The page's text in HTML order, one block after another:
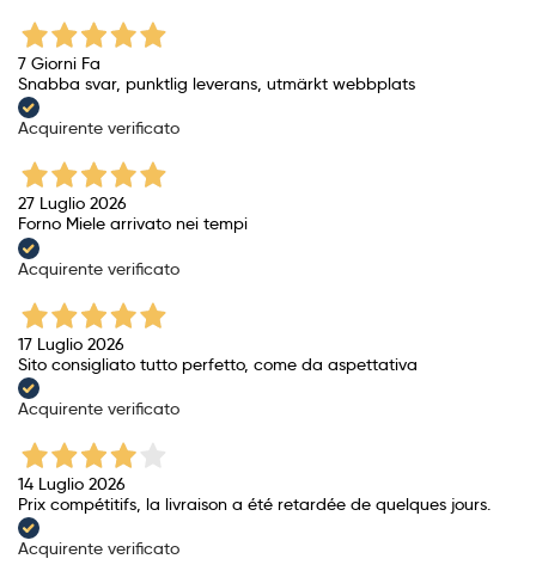
7 Giorni Fa
Snabba svar, punktlig leverans, utmärkt webbplats
Acquirente verificato
27 Luglio 2026
Forno Miele arrivato nei tempi
Acquirente verificato
17 Luglio 2026
Sito consigliato tutto perfetto, come da aspettativa
Acquirente verificato
14 Luglio 2026
Prix ​​compétitifs, la livraison a été retardée de quelques jours.
Acquirente verificato